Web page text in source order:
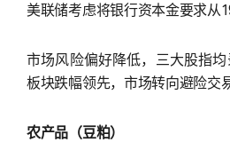
美联储考虑将银行资本金要求从
市场风险偏好降低，三大股指
板块跌幅领先，市场转向避险交易
农产品（豆粕）